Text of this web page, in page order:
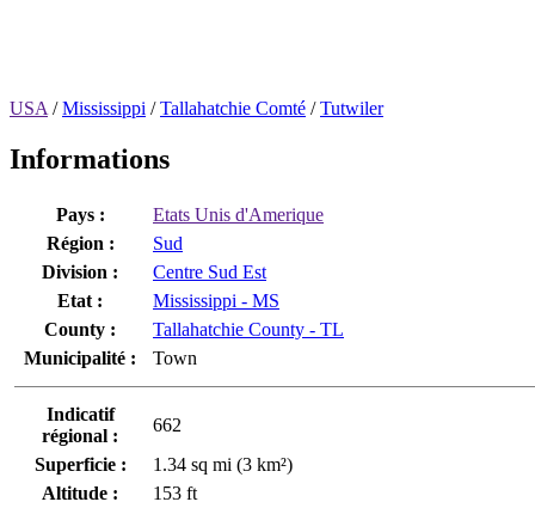
USA /Mississippi /Tallahatchie Comté /Tutwiler
Informations
Pays :
Etats Unis d'Amerique
Région :
Sud
Division :
Centre Sud Est
Etat :
Mississippi - MS
County :
Tallahatchie County - TL
Municipalité :
Town
Indicatif
régional :
662
Superficie :
1.34 sq mi (3 km²)
Altitude :
153 ft